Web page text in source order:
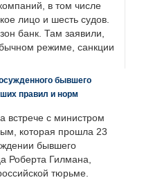
в том числе
лицо и шесть судов.
банк. Там заявили,
режиме, санкции
бывшего
правил и норм
встрече с министром
которая прошла 23
бывшего
Роберта Гилмана,
тюрьме.